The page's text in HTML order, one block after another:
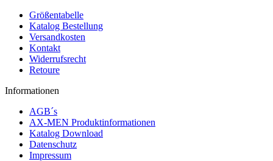
Größentabelle
Katalog Bestellung
Versandkosten
Kontakt
Widerrufsrecht
Retoure
Informationen
AGB´s
AX-MEN Produktinformationen
Katalog Download
Datenschutz
Impressum